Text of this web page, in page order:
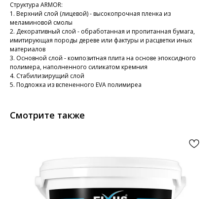
Структура ARMOR:
1. Верхний слой (лицевой) - высокопрочная пленка из
меламиновой смолы
2. Декоративный слой - обработанная и пропитанная бумага,
имитирующая породы дереве или фактуры и расцветки иных
материалов
3. Основной слой - композитная плита на основе эпоксидного
полимера, наполненного силикатом кремния
4. Стабилизирущий слой
5. Подложка из вспененного EVA полимиреа
Смотрите также